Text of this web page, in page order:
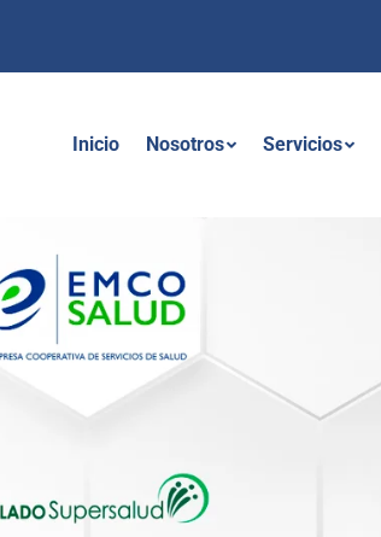
Inicio Nosotros Servicios